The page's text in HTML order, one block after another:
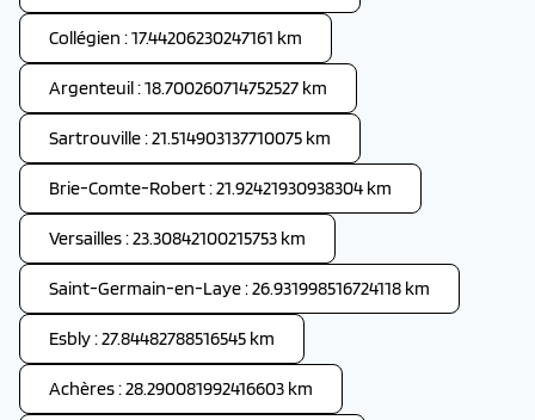
Collégien : 17.44206230247161 km
Argenteuil : 18.700260714752527 km
Sartrouville : 21.514903137710075 km
Brie-Comte-Robert : 21.92421930938304 km
Versailles : 23.30842100215753 km
Saint-Germain-en-Laye : 26.931998516724118 km
Esbly : 27.84482788516545 km
Achères : 28.290081992416603 km